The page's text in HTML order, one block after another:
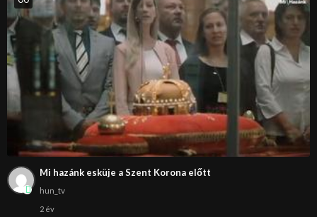
Mi hazánk esküje a Szent Korona előtt
hun_tv
2 év